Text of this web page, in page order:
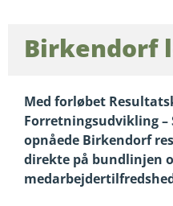
Birkendorf
Med forløbet
Forretningsudvikling
opnåede Birkendorf
direkte på bundlinjen